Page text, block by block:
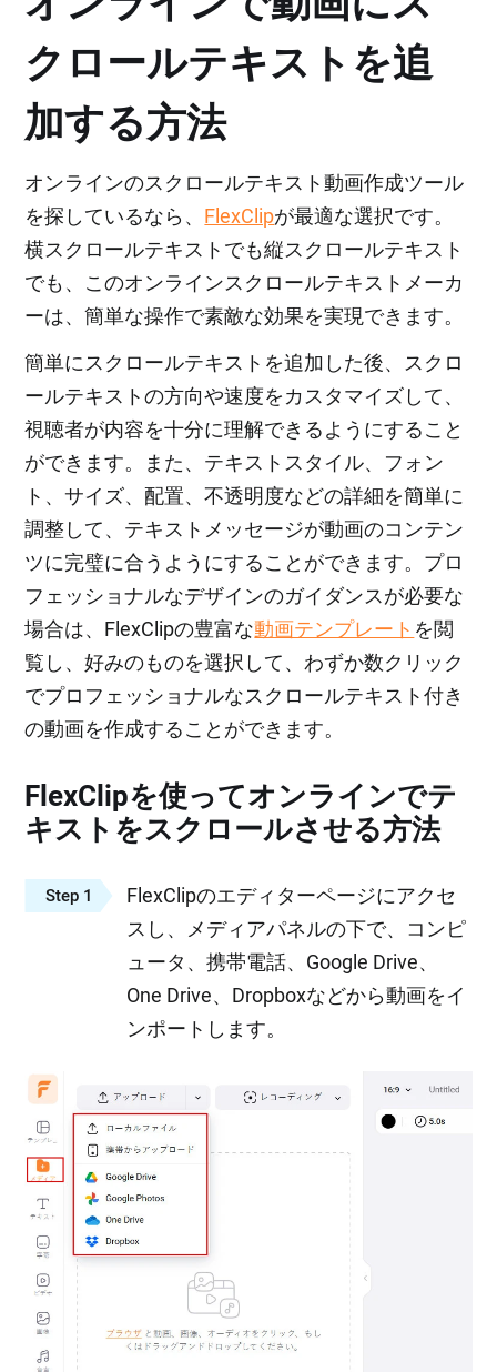
クロールテキストを追
加する方法
オンラインのスクロールテキスト動画作成ツール
を探しているなら、 FlexClipが最適な選択です。
横スクロールテキストでも縦スクロールテキスト
でも、このオンラインスクロールテキストメーカ
ーは、簡単な操作で素敵な効果を実現できます。
簡単にスクロールテキストを追加した後、スクロ
ールテキストの方向や速度をカスタマイズして、
視聴者が内容を十分に理解できるようにすること
ができます。また、テキストスタイル、フォン
ト、サイズ、配置、不透明度などの詳細を簡単に
調整して、テキストメッセージが動画のコンテン
ツに完璧に合うようにすることができます。プロ
フェッショナルなデザインのガイダンスが必要な
場合は、FlexClipの豊富な動画テンプレート を閲
覧し、好みのものを選択して、わずか数クリック
でプロフェッショナルなスクロールテキスト付き
の動画を作成することができます。
FlexClipを使ってオンラインでテ
キストをスクロールさせる方法
Step 1
FlexClipのエディターページにアクセ
スし、メディアパネルの下で、コンピ
ュータ、携帯電話、Google Drive、
One Drive、Dropboxなどから動画をイ
ンポートします。